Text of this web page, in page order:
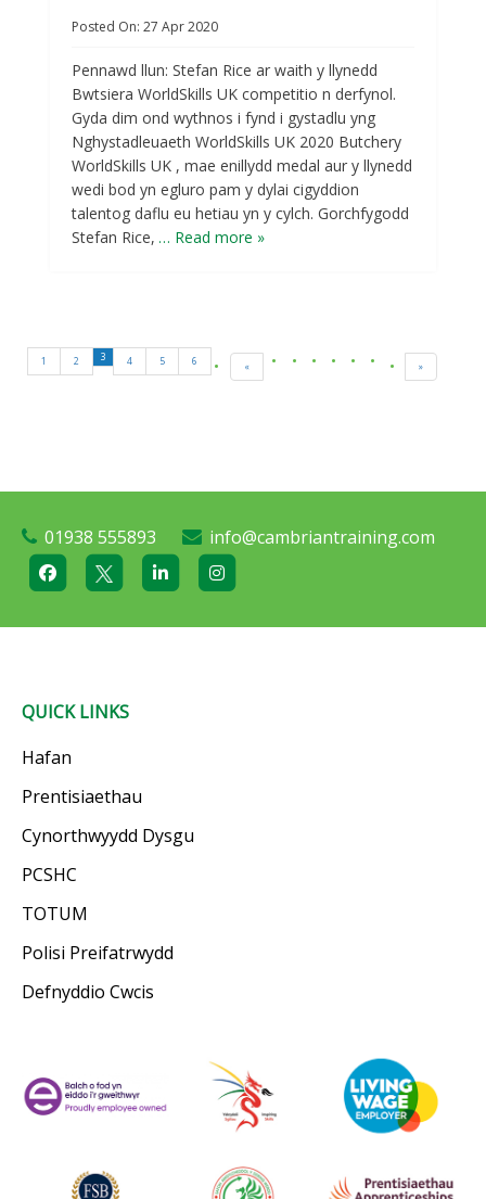
Posted On:27 Apr2020
Pennawd llun: Stefan Rice ar waith y llynedd
Bwtsiera WorldSkills UK competitio n derfynol.
Gyda dim ond wythnos i fynd i gystadlu yng
Nghystadleuaeth WorldSkills UK 2020 Butchery
WorldSkills UK , mae enillydd medal aur y llynedd
wedi bod yn egluro pam y dylai cigyddion
talentog daflu eu hetiau yn y cylch. Gorchfygodd
Stefan Rice, … Read more »
«
1 2 3 4 5 6 »
01938 555893 info@cambriantraining.com
QUICK LINKS
Hafan
Prentisiaethau
Cynorthwyydd Dysgu
PCSHC
TOTUM
Polisi Preifatrwydd
Defnyddio Cwcis